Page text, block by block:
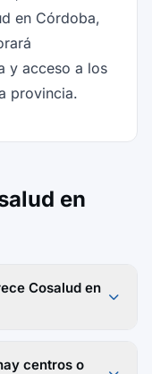
en Córdoba,
y acceso a los
provincia.
en
Cosalud en
centros o